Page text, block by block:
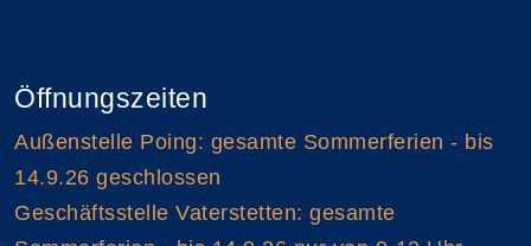
Öffnungszeiten
Außenstelle Poing: gesamte Sommerferien - bis
14.9.26 geschlossen
Geschäftsstelle Vaterstetten: gesamte